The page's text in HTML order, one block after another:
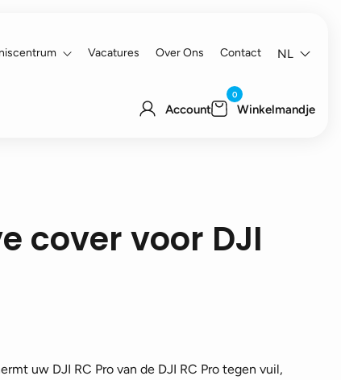
Vacatures Over Ons Contact NL
Account
0
Winkelmandje
cover voor DJI
uw DJI RC Pro van de DJI RC Pro tegen vuil,